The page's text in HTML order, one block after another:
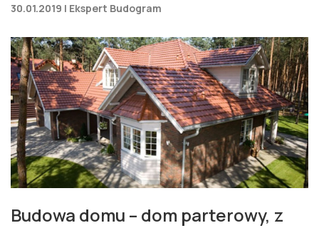
30.01.2019 | Ekspert Budogram
Budowa domu – dom parterowy, z